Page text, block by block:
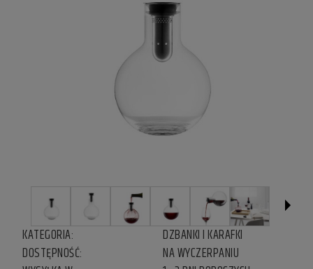
KATEGORIA:
DZBANKI I KARAFKI
DOSTĘPNOŚĆ:
NA WYCZERPANIU